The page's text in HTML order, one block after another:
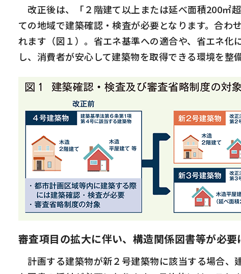
改正後は、「２階建て以上または延べ面積200㎡
ての地域で建築確認・検査が必要となります。合
れます（図１）。省エネ基準への適合や、省エネ
し、消費者が安心して建築物を取得できる環境を整
審査項目の拡大に伴い、構造関係図書等が必要
計画する建築物が新２号建築物に該当する場合、